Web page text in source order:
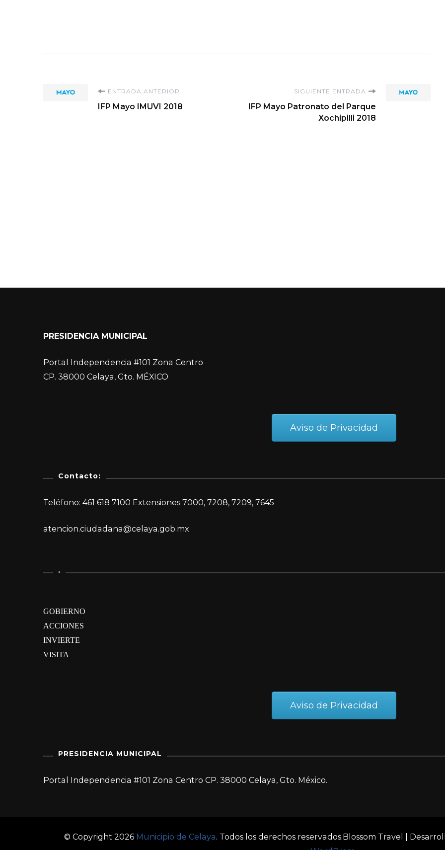
Navegación
ENTRADA ANTERIOR
IFP Mayo IMUVI 2018
SIGUIENTE ENTRADA
IFP Mayo Patronato del Parque
Xochipilli 2018
PRESIDENCIA MUNICIPAL
Portal Independencia #101 Zona Centro
CP. 38000 Celaya, Gto. MÉXICO
Aviso de Privacidad
Contacto:
Teléfono: 461 618 7100 Extensiones 7000, 7208, 7209, 7645
atencion.ciudadana@celaya.gob.mx
.
GOBIERNO
ACCIONES
INVIERTE
VISITA
Aviso de Privacidad
PRESIDENCIA MUNICIPAL
Portal Independencia #101 Zona Centro CP. 38000 Celaya, Gto. México.
© Copyright 2026 Municipio de Celaya. Todos los derechos reservados. Blossom Travel |